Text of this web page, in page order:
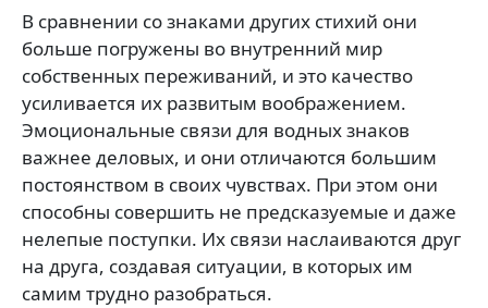
В сравнении со знаками других стихий они
больше погружены во внутренний мир
собственных переживаний, и это качество
усиливается их развитым воображением.
Эмоциональные связи для водных знаков
важнее деловых, и они отличаются большим
постоянством в своих чувствах. При этом они
способны совершить не предсказуемые и даже
нелепые поступки. Их связи наслаиваются друг
на друга, создавая ситуации, в которых им
самим трудно разобраться.